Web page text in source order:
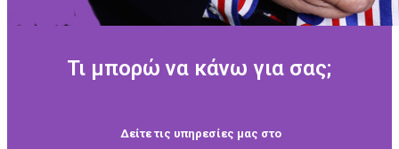
Τι μπορώ να κάνω για σας;
Δείτε τις υπηρεσίες μας στο